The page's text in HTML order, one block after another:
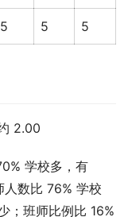
5 5 5
2.00
学校多，有
数比 76% 学校
；班师比例比 16%